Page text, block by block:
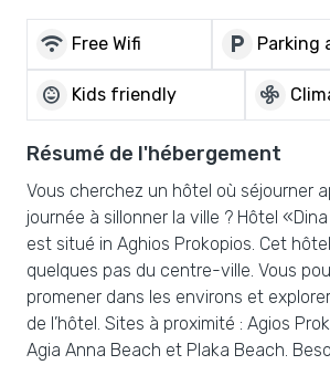
wifi Free Wifi local_parking Parking
child_care Kids friendly mode_fan
Résumé de l'hébergement
Vous cherchez un hôtel où séjourner
journée à sillonner la ville ? Hôtel
est situé in Aghios Prokopios. Cet
quelques pas du centre-ville. Vous
promener dans les environs et
de l’hôtel. Sites à proximité : Agios
Agia Anna Beach et Plaka Beach.